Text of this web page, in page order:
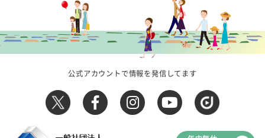
公式アカウントで情報を発信してます